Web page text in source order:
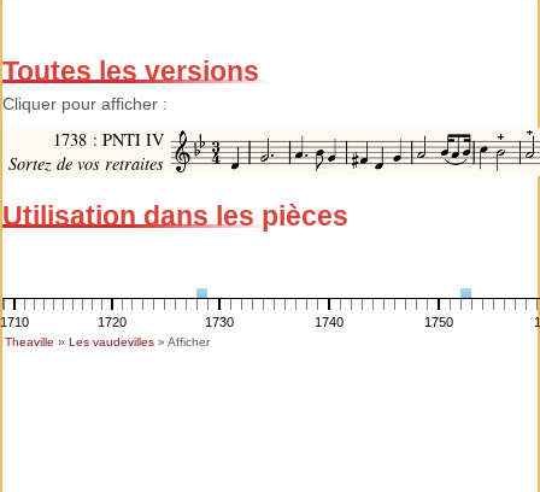
Toutes les versions
Cliquer pour afficher :
1738 : PNTI IV
Sortez de vos retraites
Utilisation dans les pièces
1710 1720 1730 1740 1750
Theaville » Les vaudevilles» Afficher